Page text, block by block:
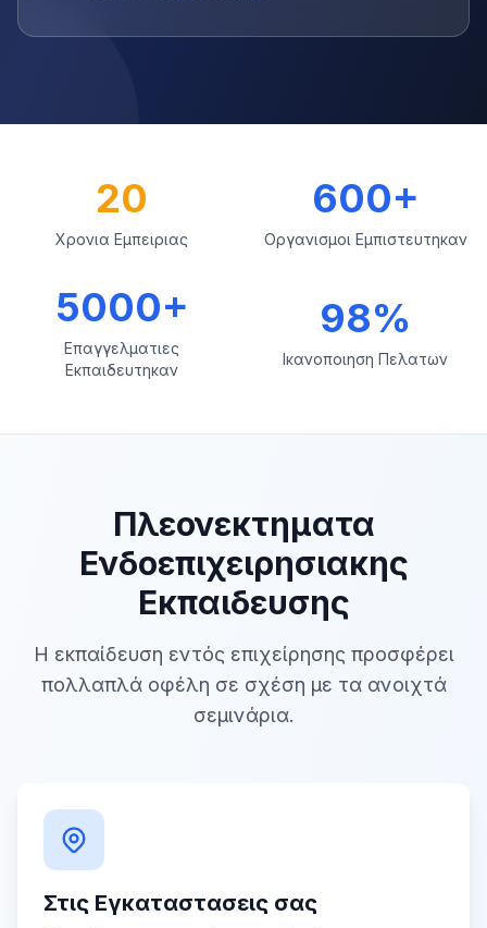
20
Χρονια Εμπειριας
600+
Οργανισμοι Εμπιστευτηκαν
5000+
Επαγγελματιες
Εκπαιδευτηκαν
98%
Ικανοποιηση Πελατων
Πλεονεκτηματα
Ενδοεπιχειρησιακης
Εκπαιδευσης
Η εκπαίδευση εντός επιχείρησης προσφέρει
πολλαπλά οφέλη σε σχέση με τα ανοιχτά
σεμινάρια.
Στις Εγκαταστασεις σας